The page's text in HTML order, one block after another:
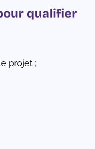
qualifier
projet ;